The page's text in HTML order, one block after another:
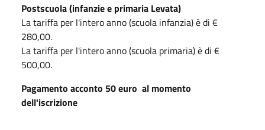
Postscuola (infanzie e primaria Levata)
La tariffa per l'intero anno (scuola infanzia) è di €
280,00.
La tariffa per l'intero anno (scuola primaria) è di €
500,00.
Pagamento acconto 50 euro al momento
dell'iscrizione